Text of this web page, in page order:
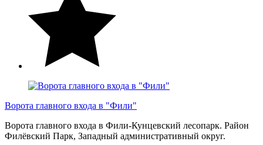
Ворота главного входа в "Фили"
Ворота главного входа в Фили-Кунцевский лесопарк. Район
Филёвский Парк, Западный административный округ.